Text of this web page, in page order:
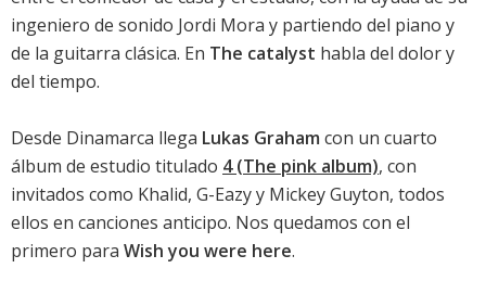
ingeniero de sonido Jordi Mora y partiendo del piano y
de la guitarra clásica. En The catalyst habla del dolor y
del tiempo.
Desde Dinamarca llega Lukas Graham con un cuarto
álbum de estudio titulado 4 (The pink album), con
invitados como Khalid, G-Eazy y Mickey Guyton, todos
ellos en canciones anticipo. Nos quedamos con el
primero para Wish you were here.